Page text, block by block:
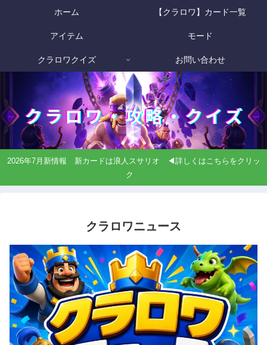
ホーム 【クラロワ】カード一覧
アイテム モード
クラロワクイズ お問い合わせ
2026年7月新情報 新カードは浪人スサリオ ◀詳しくはこちらをクリッ
ク
クラロワニュース